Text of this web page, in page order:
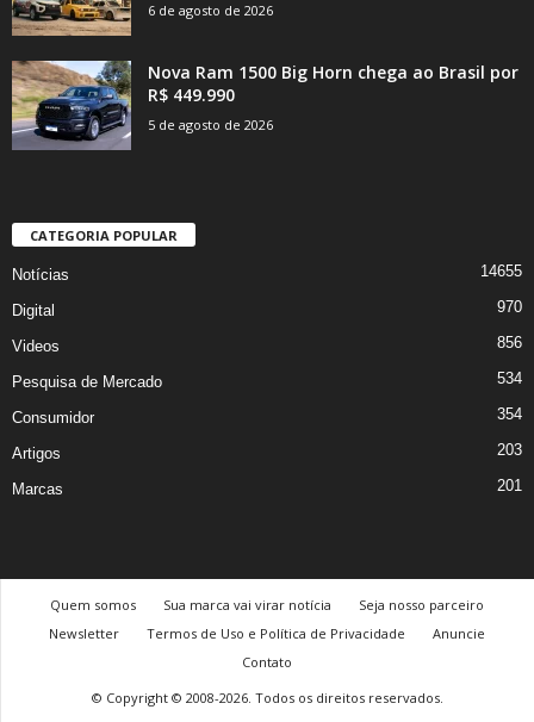
6 de agosto de 2026
Nova Ram 1500 Big Horn chega ao Brasil por
R$ 449.990
5 de agosto de 2026
CATEGORIA POPULAR
Notícias 14655
Digital 970
Videos 856
Pesquisa de Mercado 534
Consumidor 354
Artigos 203
Marcas 201
Quem somos Sua marca vai virar notícia
Seja nosso parceiro
Newsletter
Termos de Uso e Política de Privacidade
Anuncie
Contato
© Copyright © 2008-2026. Todos os direitos reservados.